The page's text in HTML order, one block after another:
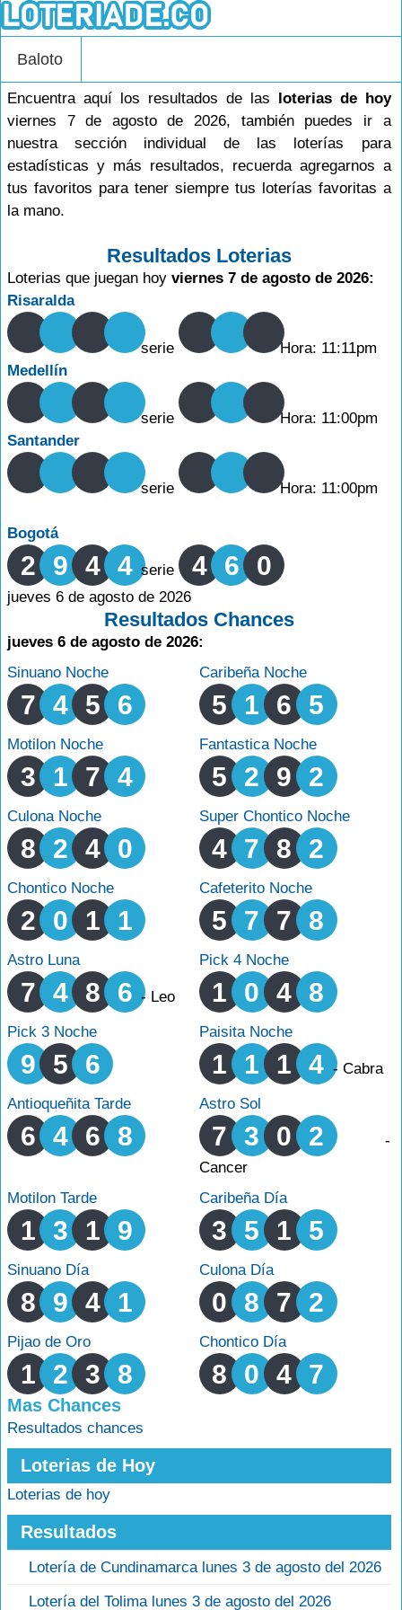
Baloto
Encuentra aquí los resultados de las loterias de hoy
viernes 7 de agosto de 2026, también puedes ir a
nuestra sección individual de las loterías para
estadísticas y más resultados, recuerda agregarnos a
tus favoritos para tener siempre tus loterías favoritas a
la mano.
Resultados Loterias
Loterias que juegan hoy viernes 7 de agosto de 2026:
Risaralda
serie
Hora: 11:11pm
Medellín
serie
Hora: 11:00pm
Santander
serie Hora: 11:00pm
Bogotá
2 9 4 4 serie 4 6 0
jueves 6 de agosto de 2026
Resultados Chances
jueves 6 de agosto de 2026:
Sinuano Noche
7 4 5 6
Caribeña Noche
5 1 6 5
Motilon Noche
3 1 7 4
Fantastica Noche
5 2 9 2
Culona Noche
8 2 4 0
Super Chontico Noche
4 7 8 2
Chontico Noche
2 0 1 1
Cafeterito Noche
5 7 7 8
Astro Luna
7 4 8 6 - Leo
Pick 4 Noche
1 0 4 8
Pick 3 Noche
9 5 6
Paisita Noche
1 1 1 4 - Cabra
Antioqueñita Tarde
6 4 6 8
Astro Sol
7 3 0 2
-
Cancer
Motilon Tarde
1 3 1 9
Caribeña Día
3 5 1 5
Sinuano Día
8 9 4 1
Culona Día
0 8 7 2
Pijao de Oro
1 2 3 8
Chontico Día
8 0 4 7
Mas Chances
Resultados chances
Loterias de Hoy
Loterias de hoy
Resultados
Lotería de Cundinamarca lunes 3 de agosto del 2026
Lotería del Tolima lunes 3 de agosto del 2026